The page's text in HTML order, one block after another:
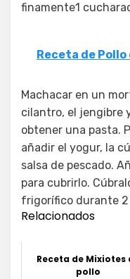
finamente1
Receta de
Machacar en un
cilantro, el jengibre
obtener una pasta.
añadir el yogur, la
salsa de pescado.
para cubrirlo.
frigorífico durante 2
Relacionados
Receta de Mixiotes
pollo